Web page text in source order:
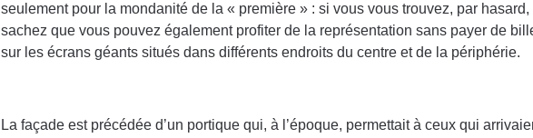
seulement pour la mondanité de la « première » : si vous vous trouvez, par hasard,
sachez que vous pouvez également profiter de la représentation sans payer de
sur les écrans géants situés dans différents endroits du centre et de la périphérie.
La façade est précédée d’un portique qui, à l’époque, permettait à ceux qui